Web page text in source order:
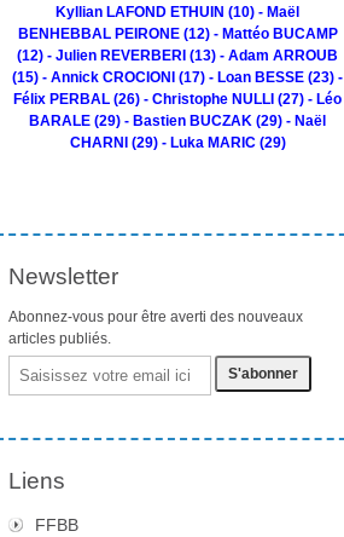
Kyllian LAFOND ETHUIN (10) - Maël
BENHEBBAL PEIRONE (12) - Mattéo BUCAMP
(12) - Julien REVERBERI (13) - Adam ARROUB
(15) - Annick CROCIONI (17) - Loan BESSE (23) -
Félix PERBAL (26) - Christophe NULLI (27) - Léo
BARALE (29) - Bastien BUCZAK (29) - Naël
CHARNI (29) - Luka MARIC (29)
Newsletter
Abonnez-vous pour être averti des nouveaux
articles publiés.
Email
Liens
FFBB